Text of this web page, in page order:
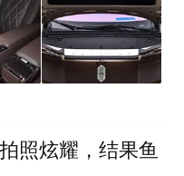
照炫耀，结果鱼